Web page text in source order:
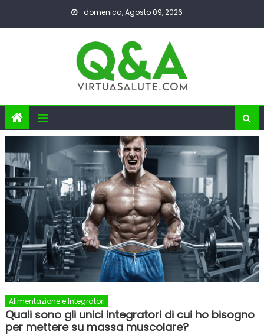
domenica, Agosto 09, 2026
Alimentazione e Integratori
Quali sono gli unici integratori di cui ho bisogno
per mettere su massa muscolare?